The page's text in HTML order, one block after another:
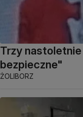
Trzy
bezpieczne"
ŻOLIBORZ